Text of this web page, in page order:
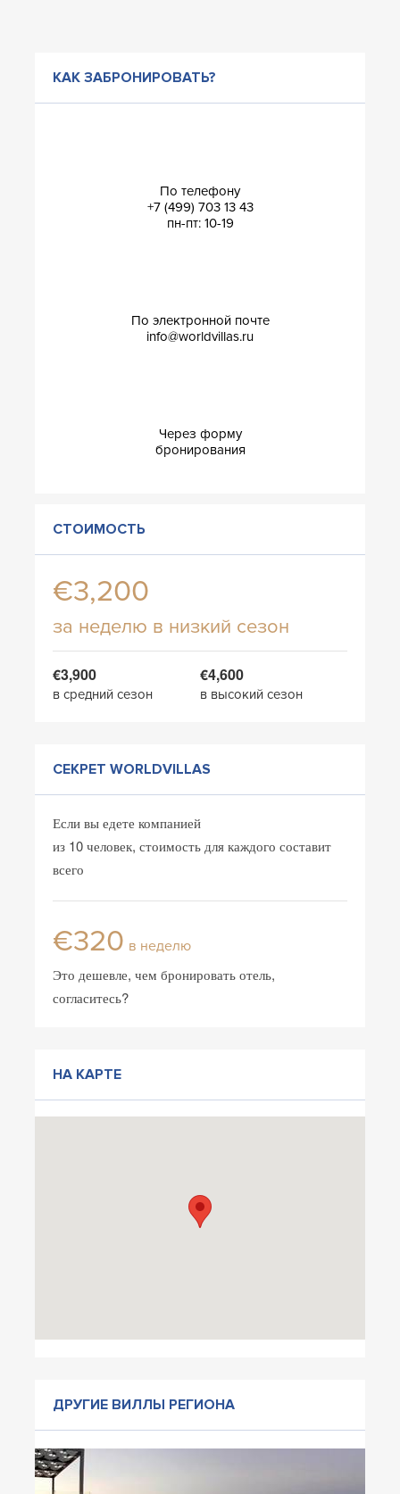
КАК ЗАБРОНИРОВАТЬ?
По телефону
+7 (499) 703 13 43
пн-пт: 10-19
По электронной почте
info@worldvillas.ru
Через форму
бронирования
СТОИМОСТЬ
€3,200
за неделю в низкий сезон
€3,900
в средний сезон
€4,600
в высокий сезон
СЕКРЕТ WORLDVILLAS
Если вы едете компанией
из 10 человек, стоимость для каждого составит
всего
€320 в неделю
Это дешевле, чем бронировать отель,
согласитесь?
НА КАРТЕ
ДРУГИЕ ВИЛЛЫ РЕГИОНА